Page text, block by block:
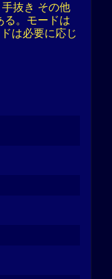
抜き その他
る。モードは
は必要に応じ